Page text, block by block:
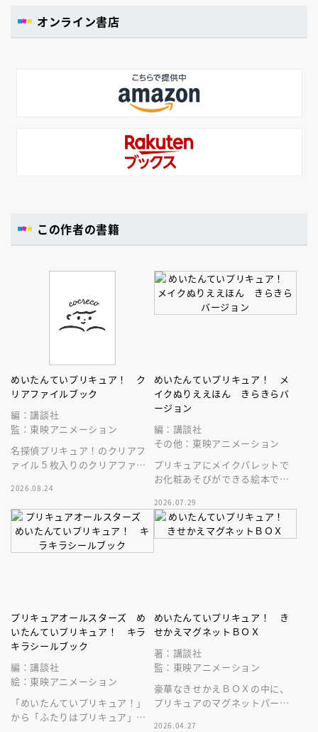
オンライン書店
この作者の書籍
めいたんていプリキュア！ ク
リアファイルブック
編：講談社
監：東映アニメーション
名探偵プリキュア！のクリアフ
ァイル５枚入りのクリアファイ
2026.08.24
めいたんていプリキュア！ メ
イクぬりええほん きらきらバ
ージョン
編：講談社
その他：東映アニメーション
プリキュアにメイクパレットで
お化粧あそびができる絵本で
ラクターもパワーアップの第二
弾です！
2026.07.29
プリキュアオールスターズ め
いたんていプリキュア！ キラ
キラシールブック
編：講談社
絵：東映アニメーション
「めいたんていプリキュア！」
から「ふたりはプリキュア」ま
めいたんていプリキュア！ き
せかえマグネットＢＯＸ
著：講談社
監：東映アニメーション
豪華なきせかえＢＯＸの中に、
プリキュアのマグネットパーツ
2026.04.27